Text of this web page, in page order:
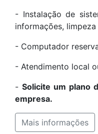
- Instalação de
informações,
- Computador
- Atendimento local
- Solicite um plano
empresa.
Mais informações